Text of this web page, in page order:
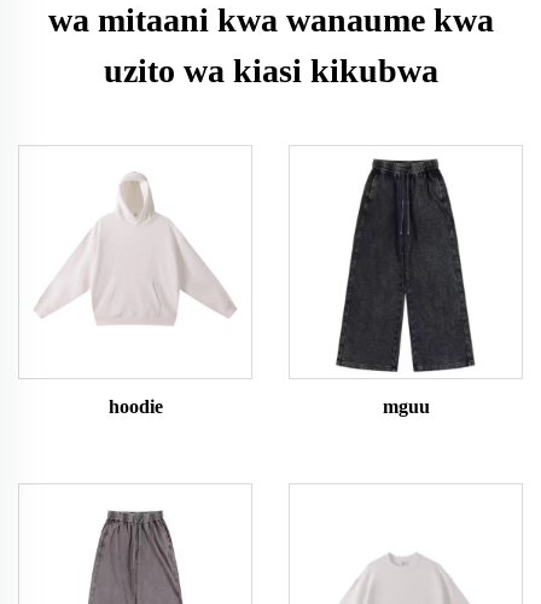
wa mitaani kwa wanaume kwa
uzito wa kiasi kikubwa
hoodie mguu